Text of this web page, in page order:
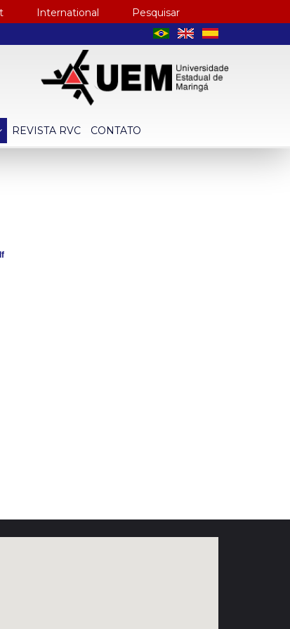
International Pesquisar
REVISTA RVC CONTATO